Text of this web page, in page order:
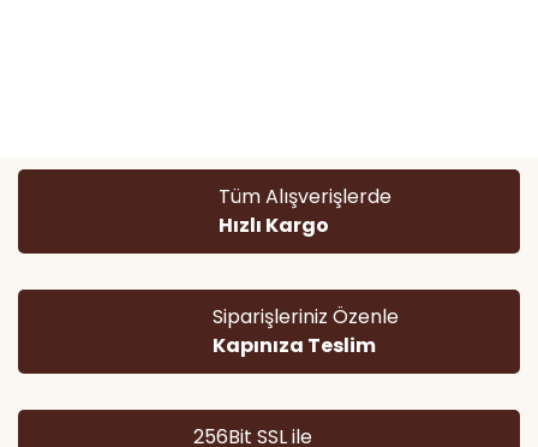
Ürün resmi kalitesiz, bozuk veya görüntülenemiyor.
Ürün açıklamasında eksik bilgiler bulunuyor.
Ürün bilgilerinde hatalar bulunuyor.
Bu ürüne benzer farklı alternatifler olmalı.
Tüm Alışverişlerde
Hızlı Kargo
Siparişleriniz Özenle
Kapınıza Teslim
256Bit SSL ile